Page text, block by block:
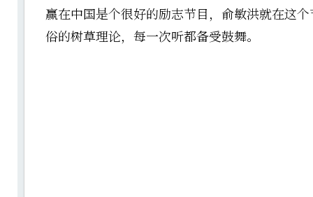
赢在中国是个很好的励志节目，俞敏洪就在这
俗的树草理论，每一次听都备受鼓舞。